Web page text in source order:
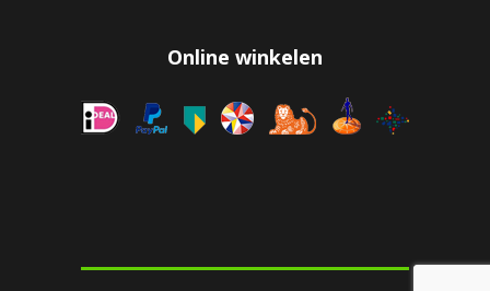
Online winkelen